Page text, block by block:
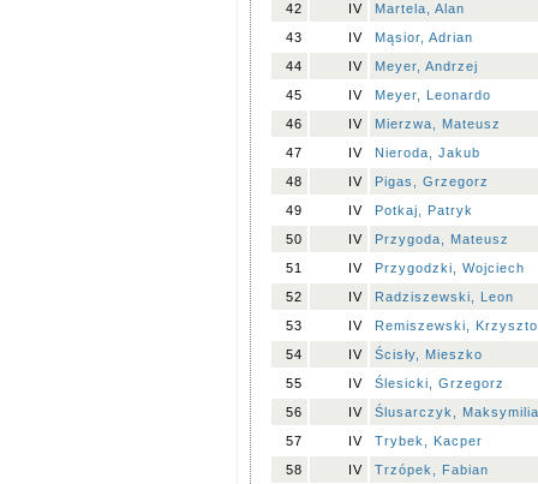
42
IV
Martela, Alan
43
IV
Mąsior, Adrian
44
IV
Meyer, Andrzej
45
IV
Meyer, Leonardo
46
IV
Mierzwa, Mateusz
47
IV
Nieroda, Jakub
48
IV
Pigas, Grzegorz
49
IV
Potkaj, Patryk
50
IV
Przygoda, Mateusz
51
IV
Przygodzki, Wojciech
52
IV
Radziszewski, Leon
53
IV
Remiszewski,
54
IV
Ścisły, Mieszko
55
IV
Ślesicki, Grzegorz
56
IV
Ślusarczyk,
57
IV
Trybek, Kacper
58
IV
Trzópek, Fabian